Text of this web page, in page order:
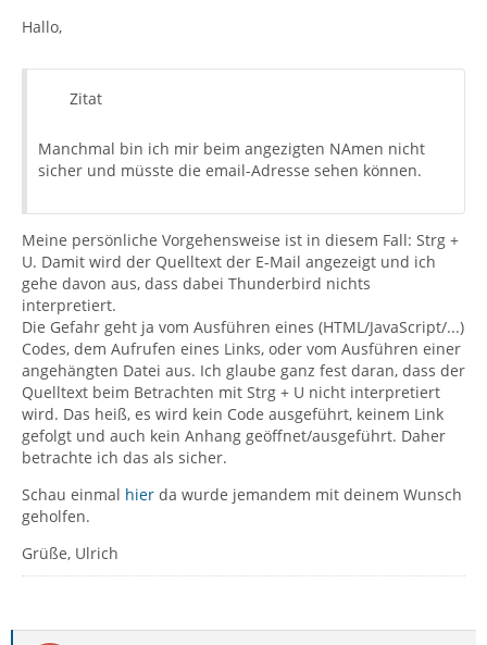
Hallo,
Zitat
Manchmal bin ich mir beim angezigten NAmen nicht
sicher und müsste die email-Adresse sehen können.
Meine persönliche Vorgehensweise ist in diesem Fall: Strg +
U. Damit wird der Quelltext der E-Mail angezeigt und ich
gehe davon aus, dass dabei Thunderbird nichts
interpretiert.
Die Gefahr geht ja vom Ausführen eines (HTML/JavaScript/...)
Codes, dem Aufrufen eines Links, oder vom Ausführen einer
angehängten Datei aus. Ich glaube ganz fest daran, dass der
Quelltext beim Betrachten mit Strg + U nicht interpretiert
wird. Das heiß, es wird kein Code ausgeführt, keinem Link
gefolgt und auch kein Anhang geöffnet/ausgeführt. Daher
betrachte ich das als sicher.
Schau einmal hier da wurde jemandem mit deinem Wunsch
geholfen.
Grüße, Ulrich